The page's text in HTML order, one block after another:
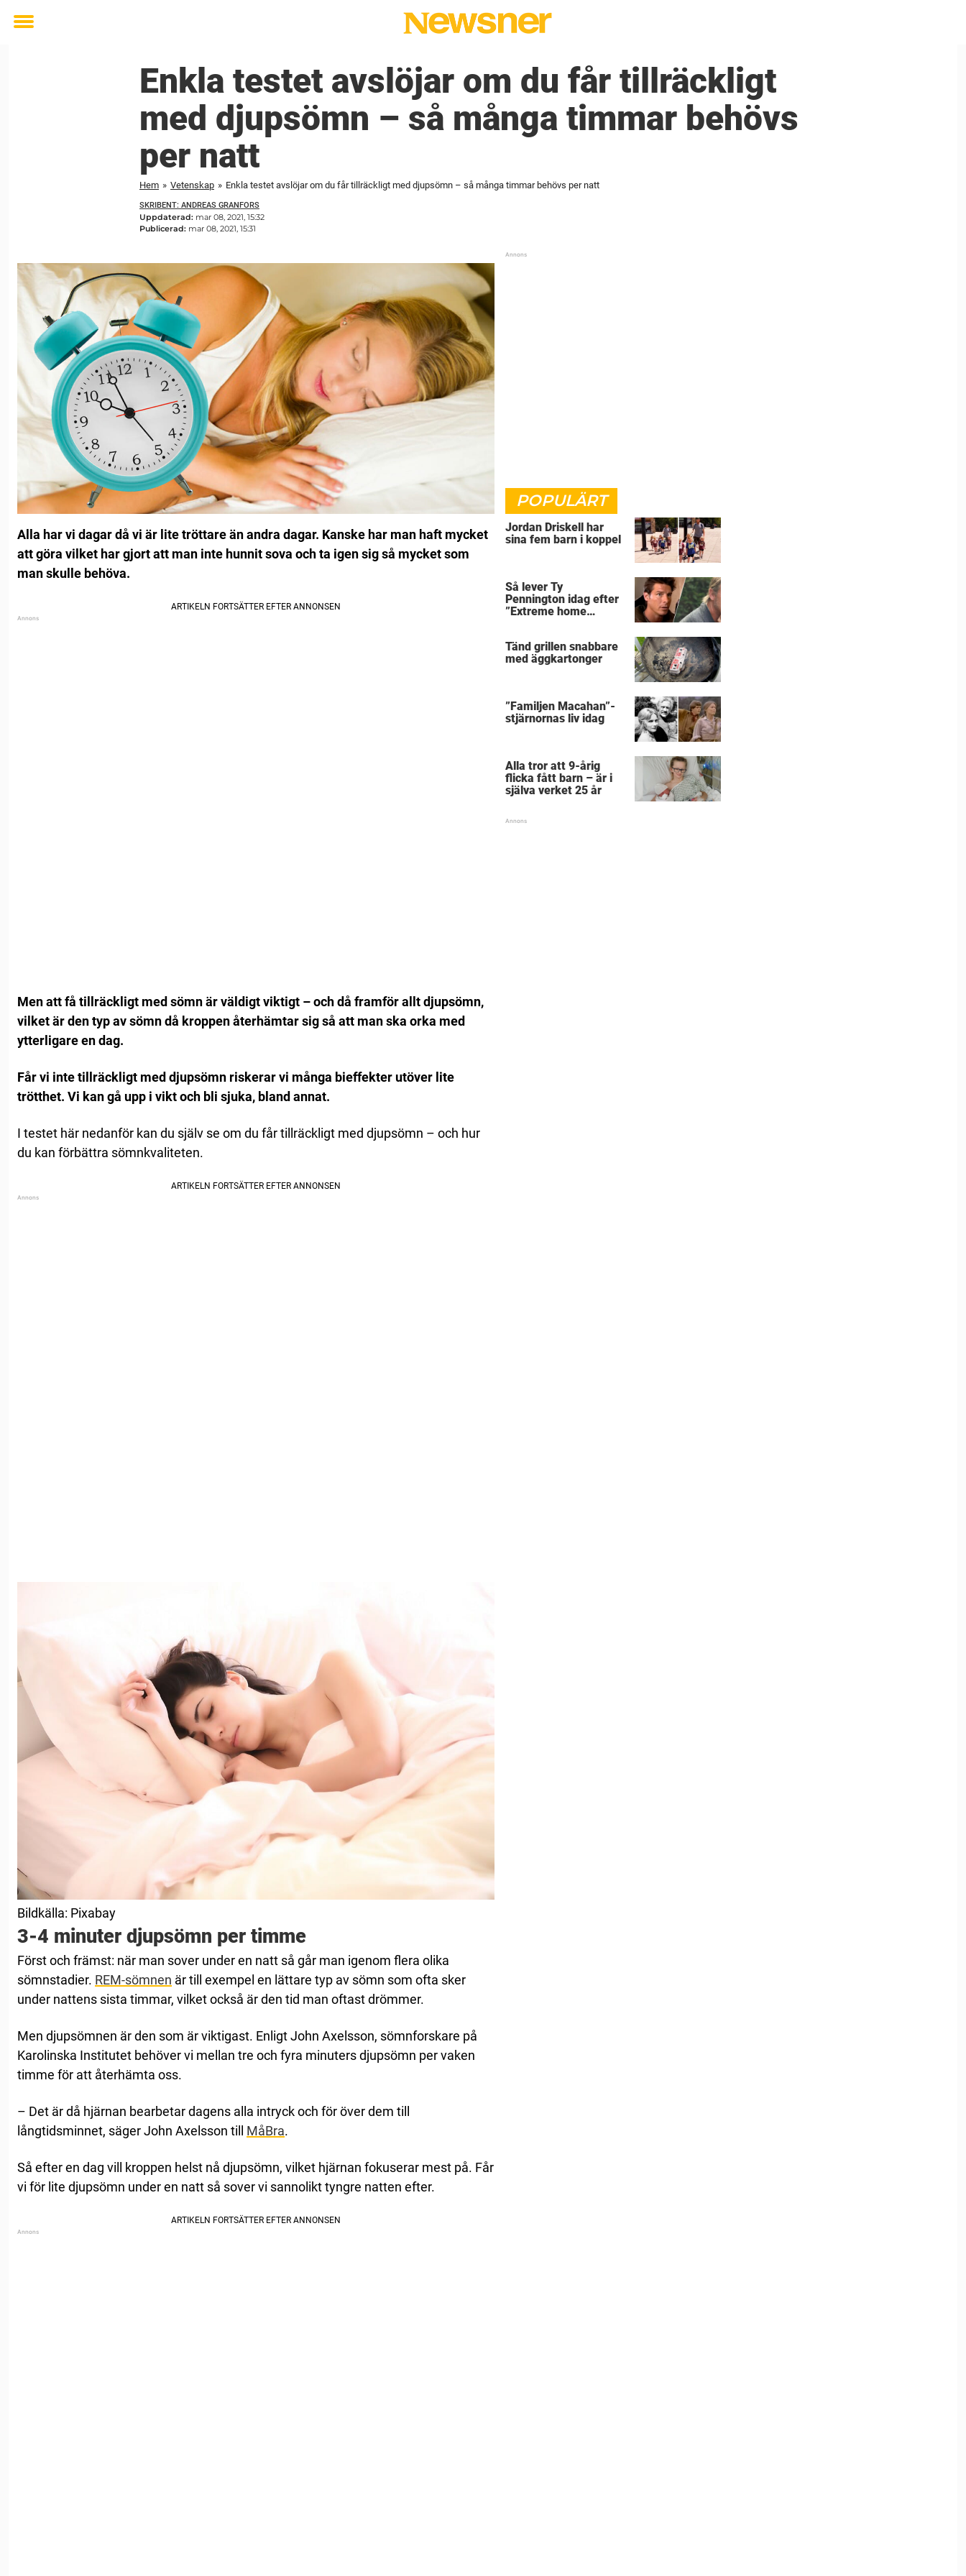
Toggle
Enkla testet avslöjar om du får tillräckligt
med djupsömn – så många timmar behövs
per natt
Hem » Vetenskap » Enkla testet avslöjar om du får tillräckligt med djupsömn – så många timmar behövs per natt
SKRIBENT: ANDREAS GRANFORS
Uppdaterad: mar 08, 2021, 15:32
Publicerad: mar 08, 2021, 15:31
Alla har vi dagar då vi är lite tröttare än andra dagar. Kanske har man haft mycket
att göra vilket har gjort att man inte hunnit sova och ta igen sig så mycket som
man skulle behöva.
Men att få tillräckligt med sömn är väldigt viktigt – och då framför allt djupsömn,
vilket är den typ av sömn då kroppen återhämtar sig så att man ska orka med
ytterligare en dag.
Får vi inte tillräckligt med djupsömn riskerar vi många bieffekter utöver lite
trötthet. Vi kan gå upp i vikt och bli sjuka, bland annat.
I testet här nedanför kan du själv se om du får tillräckligt med djupsömn – och hur
du kan förbättra sömnkvaliteten.
Bildkälla: Pixabay
3-4 minuter djupsömn per timme
Först och främst: när man sover under en natt så går man igenom flera olika
sömnstadier. REM-sömnen är till exempel en lättare typ av sömn som ofta sker
under nattens sista timmar, vilket också är den tid man oftast drömmer.
Men djupsömnen är den som är viktigast. Enligt John Axelsson, sömnforskare på
Karolinska Institutet behöver vi mellan tre och fyra minuters djupsömn per vaken
timme för att återhämta oss.
– Det är då hjärnan bearbetar dagens alla intryck och för över dem till
långtidsminnet, säger John Axelsson till MåBra.
Så efter en dag vill kroppen helst nå djupsömn, vilket hjärnan fokuserar mest på. Får
vi för lite djupsömn under en natt så sover vi sannolikt tyngre natten efter.
POPULÄRT
Jordan Driskell har
sina fem barn i koppel
Så lever Ty
Pennington idag efter
”Extreme home
Tänd grillen snabbare
med äggkartonger
”Familjen Macahan”-
stjärnornas liv idag
Alla tror att 9-årig
flicka fått barn – är i
själva verket 25 år